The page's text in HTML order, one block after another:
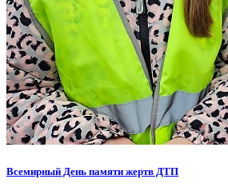
Всемирный День памяти жертв ДТП